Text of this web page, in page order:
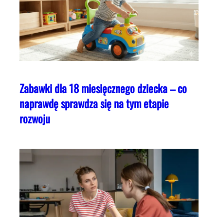
Zabawki dla 18 miesięcznego dziecka – co
naprawdę sprawdza się na tym etapie
rozwoju